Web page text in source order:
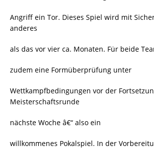
Angriff ein Tor. Dieses Spiel wird mit
anderes
als das vor vier ca. Monaten. Für beide
zudem eine Formüberprüfung unter
Wettkampfbedingungen vor der
Meisterschaftsrunde
nächste Woche â€“ also ein
willkommenes Pokalspiel. In der